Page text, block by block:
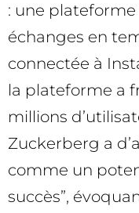
: une
échanges en
connectée à
la plateforme a
millions
Zuckerberg a
comme un
succès”,